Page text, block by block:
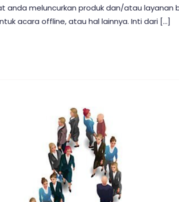
anda meluncurkan produk dan/atau layanan
acara offline, atau hal lainnya. Inti dari […]